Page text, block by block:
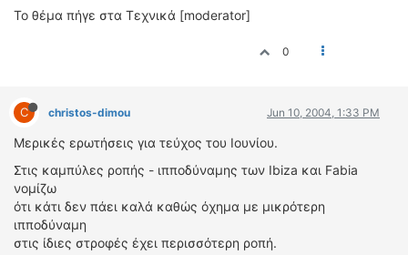
To θέμα πήγε στα Τεχνικά [moderator]
0
C christos-dimou Jun 10, 2004, 1:33 PM
Μερικές ερωτήσεις για τεύχος του Ιουνίου.
Στις καμπύλες ροπής - ιπποδύναμης των Ibiza και Fabia
νομίζω
ότι κάτι δεν πάει καλά καθώς όχημα με μικρότερη
ιπποδύναμη
στις ίδιες στροφές έχει περισσότερη ροπή.
ΔΟΚΙΜΕΣ – ΠΑΡΟΥΣΙΑΣΕΙΣ
WRC
ΔΙΕΘΝΕΙΣ ΑΓΩΝΕΣ
ΕΛΛΗΝΙΚΟΙ ΑΓΩΝΕΣ
ΤΙΜΕΣ
4T CLASSIC